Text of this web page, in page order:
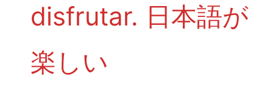
disfrutar. 日本語が
楽しい